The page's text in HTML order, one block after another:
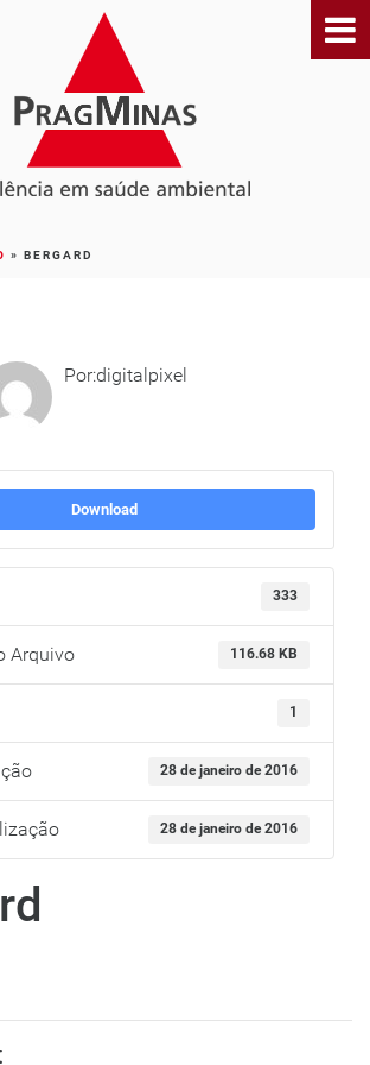
» BERGARD
Por:digitalpixel
Download
333
Arquivo 116.68 KB
1
28 de janeiro de 2016
28 de janeiro de 2016